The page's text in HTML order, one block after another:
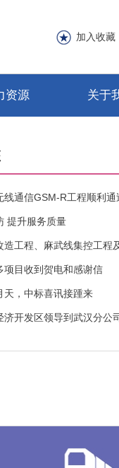
加入收藏
资源 关于
提升服务质量
项目收到贺电和感谢信
天，中标喜讯接踵来